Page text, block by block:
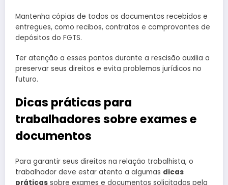
Mantenha cópias de todos os documentos recebidos e
entregues, como recibos, contratos e comprovantes de
depósitos do FGTS.
Ter atenção a esses pontos durante a rescisão auxilia a
preservar seus direitos e evita problemas jurídicos no
futuro.
Dicas práticas para
trabalhadores sobre exames e
documentos
Para garantir seus direitos na relação trabalhista, o
trabalhador deve estar atento a algumas dicas
práticas sobre exames e documentos solicitados pela